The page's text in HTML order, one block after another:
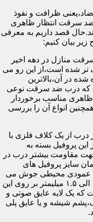
ظرافت و نفوذ
ضد سرقت انتظار ظاهری
قصد داریم به معرفی
زیر بیان کنیم:
منازل در دهه اخیر
شده است،از این رو می
در آن،بالاترین
که درب ضد سرقت نوعی
مناسب برخوردار
انواع آن را بررسی
درب از یک کلاف فلزی با
پروفیل بسته به
مقاومت بیشتر درب در
با همان سایز پروفیل های
عمودی محیطی جوش می
شود و در انتها ورق فولادی با ضخامت ۰.۷ الی ۱.۵ میلیمتر بر روی این
یک لایه عایق صوتی و
شیشه و یا عایق پلی